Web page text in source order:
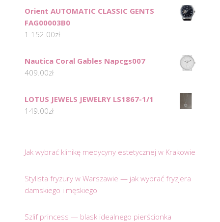
Orient AUTOMATIC CLASSIC GENTS
FAG00003B0
1 152.00zł
Nautica Coral Gables Napcgs007
409.00zł
LOTUS JEWELS JEWELRY LS1867-1/1
149.00zł
Jak wybrać klinikę medycyny estetycznej w Krakowie
Stylista fryzury w Warszawie — jak wybrać fryzjera
damskiego i męskiego
Szlif princess — blask idealnego pierścionka